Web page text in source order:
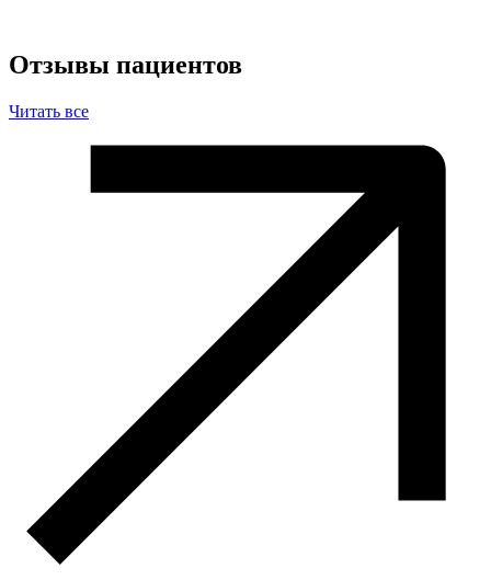
Отзывы пациентов
Читать все